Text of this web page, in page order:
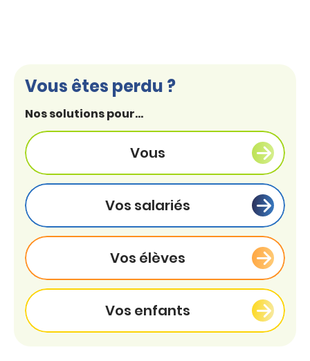
Vous êtes perdu ?
Nos solutions pour...
Vous
Vos salariés
Vos élèves
Vos enfants